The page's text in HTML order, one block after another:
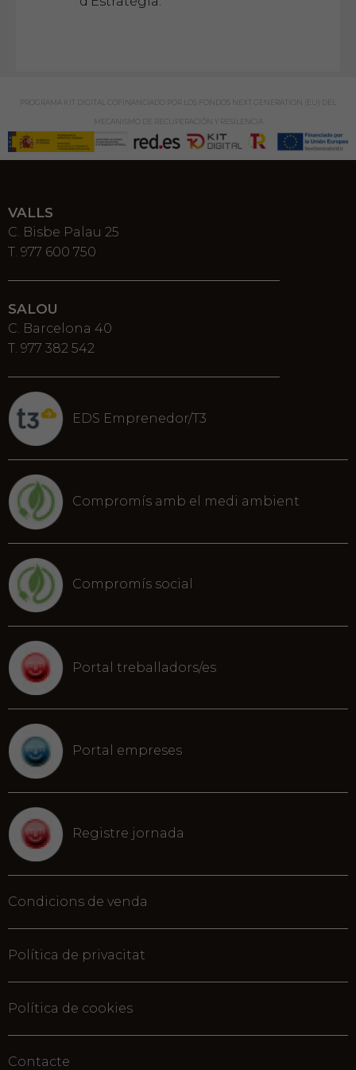
PROGRAMA KIT DIGITAL COFINANCIADO POR LOS FONDOS NEXT GENERATION (EU) DEL
MECANISMO DE RECUPERACIÓN Y RESILENCIA
VALLS
C. Bisbe Palau 25
T. 977 600 750
SALOU
C. Barcelona 40
T. 977 382 542
EDS Emprenedor/T3
Compromís amb el medi ambient
Compromís social
Portal treballadors/es
Portal empreses
Registre jornada
Condicions de venda
Política de privacitat
Política de cookies
Contacte